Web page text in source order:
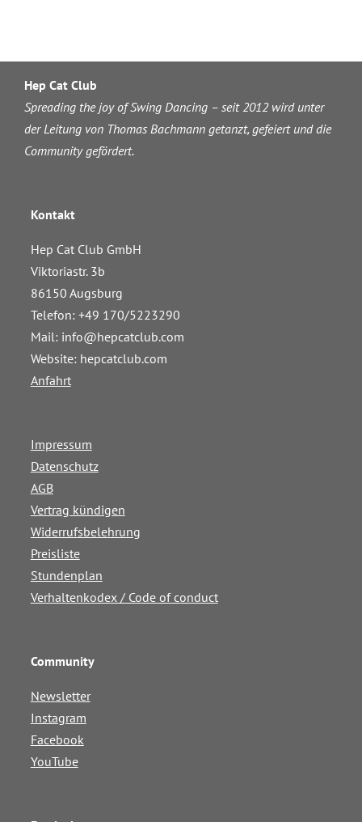
Hep Cat Club
Spreading the joy of Swing Dancing – seit 2012 wird unter
der Leitung von Thomas Bachmann getanzt, gefeiert und die
Community gefördert.
Kontakt
Hep Cat Club GmbH
Viktoriastr. 3b
86150 Augsburg
Telefon: +49 170/5223290
Mail: info@hepcatclub.com
Website: hepcatclub.com
Anfahrt
Impressum
Datenschutz
AGB
Vertrag kündigen
Widerrufsbelehrung
Preisliste
Stundenplan
Verhaltenkodex / Code of conduct
Community
Newsletter
Instagram
Facebook
YouTube